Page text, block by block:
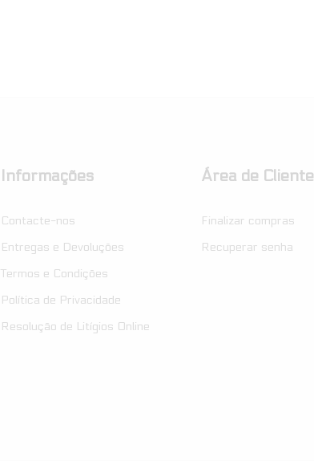
Informações
Contacte-nos
Entregas e Devoluções
Termos e Condições
Política de Privacidade
Resolução de Litígios Online
Área de Cliente
Finalizar compras
Recuperar senha